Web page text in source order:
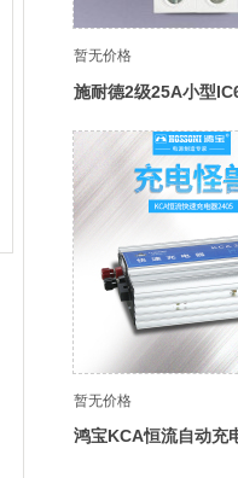
暂无价格
施耐德2级25A小型
暂无价格
鸿宝KCA恒流自动充